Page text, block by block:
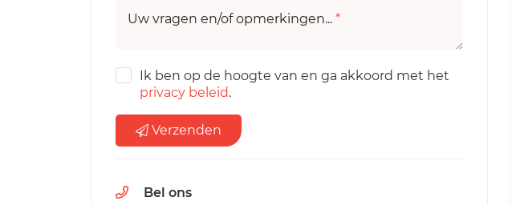
Uw vragen en/of opmerkingen... *
Ik ben op de hoogte van en ga akkoord met het
privacy beleid.
Verzenden
Bel ons